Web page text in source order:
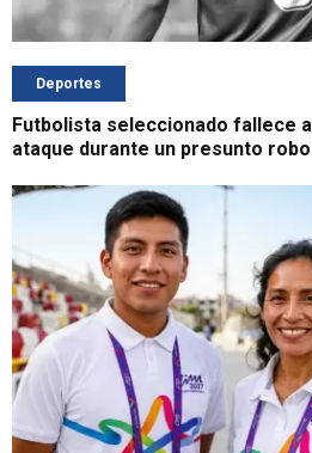
Deportes
Futbolista seleccionado fallece
ataque durante un presunto robo